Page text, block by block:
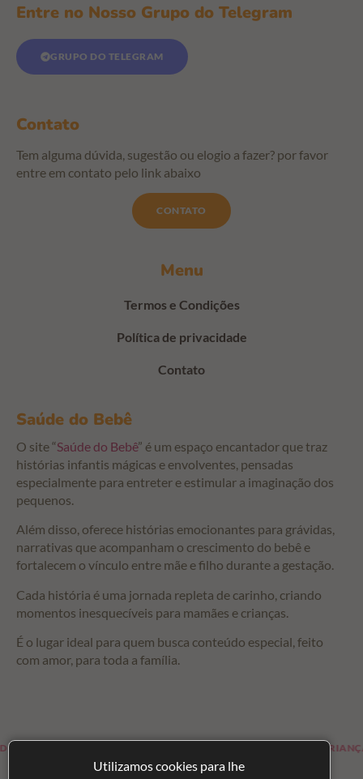
Saúde do Bebê
O site “Saúde do Bebê” é um espaço encantador que traz
histórias infantis mágicas e envolventes, pensadas
especialmente para entreter e estimular a imaginação dos
pequenos.
Além disso, oferece histórias emocionantes para grávidas,
narrativas que acompanham o crescimento do bebê e
fortalecem o vínculo entre mãe e filho durante a gestação.
Cada história é uma jornada repleta de carinho, criando
momentos inesquecíveis para mamães e crianças.
É o lugar ideal para quem busca conteúdo especial, feito
com amor, para toda a família.
Menu
Termos e Condições
Política de privacidade
Contato
Entre no Nosso Grupo do Telegram
GRUPO DO TELEGRAM
Contato
Tem alguma dúvida, sugestão ou elogio a fazer? por favor
entre em contato pelo link abaixo
CONTATO
PARA OS BEBÊS LOJA PARA CRIANÇAS E
Utilizamos cookies para lhe